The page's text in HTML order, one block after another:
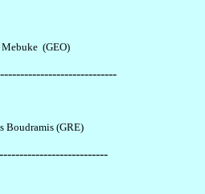
(GEO)
Boudramis (GRE)